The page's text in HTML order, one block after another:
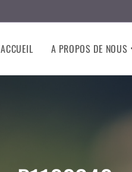
ACCUEIL A PROPOS DE NOUS